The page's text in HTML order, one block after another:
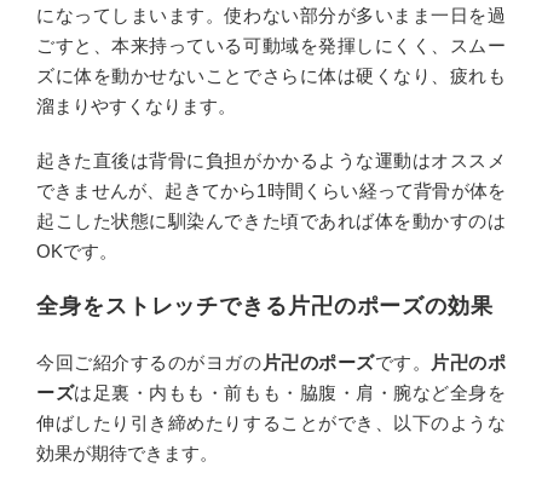
になってしまいます。使わない部分が多いまま一日を過
ごすと、本来持っている可動域を発揮しにくく、スムー
ズに体を動かせないことでさらに体は硬くなり、疲れも
溜まりやすくなります。
起きた直後は背骨に負担がかかるような運動はオススメ
できませんが、起きてから1時間くらい経って背骨が体を
起こした状態に馴染んできた頃であれば体を動かすのは
OKです。
全身をストレッチできる片卍のポーズの効果
今回ご紹介するのがヨガの片卍のポーズです。 片卍のポ
ーズは足裏・内もも・前もも・脇腹・肩・腕など全身を
伸ばしたり引き締めたりすることができ、以下のような
効果が期待できます。